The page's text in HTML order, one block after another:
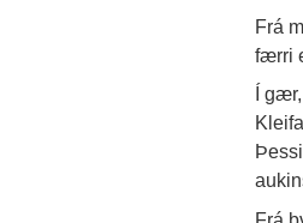
Frá
færri
Í